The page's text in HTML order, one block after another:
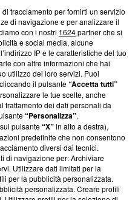
trasparenti su Blasting
e su come ci impegniamo a
la nostra aderenza a
Blasting News non è
ma ha richiesto di farne
effettuato una verifica di
tracciamento per fornirti un servizio
di navigazione e per analizzare il
con i nostri 1624partner che si
e social media, alcune
IP e le caratteristiche del tuo
con altre informazioni che hai
utilizzo dei loro servizi. Puoi
il pulsante“Accetta tutti”
le tue scelte, anche
trattamento dei dati personali da
“Personalizza”.
pulsante“X”in alto a destra),
predefinite che non consentono
diversi dai tecnici.
di navigazione per: Archiviare
Utilizzare dati limitati per la
per la pubblicità personalizzata.
personalizzata. Creare profili